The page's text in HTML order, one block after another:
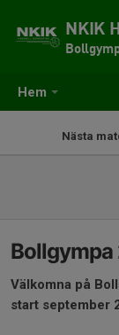
Hem
NKIK
Nästa
Välkomna på
start september